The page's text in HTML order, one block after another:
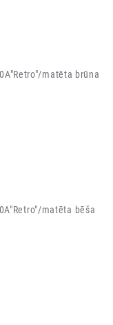
matēta brūna
matēta bēša